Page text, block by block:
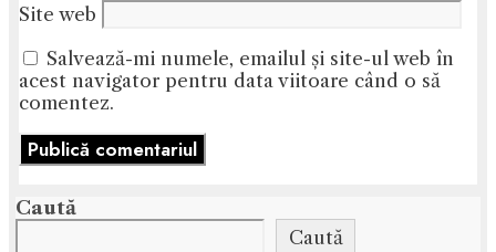
Site web
Salvează-mi numele, emailul și site-ul web în
acest navigator pentru data viitoare când o să
comentez.
Caută
Caută